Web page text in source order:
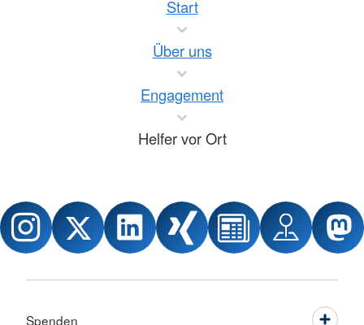
Start
Über uns
Engagement
Helfer vor Ort
Spenden